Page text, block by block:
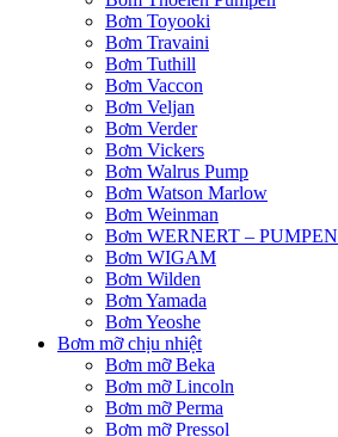
Bơm Toyooki
Bơm Travaini
Bơm Tuthill
Bơm Vaccon
Bơm Veljan
Bơm Verder
Bơm Vickers
Bơm Walrus Pump
Bơm Watson Marlow
Bơm Weinman
Bơm WERNERT – PUMPEN
Bơm WIGAM
Bơm Wilden
Bơm Yamada
Bơm Yeoshe
Bơm mỡ chịu nhiệt
Bơm mỡ Beka
Bơm mỡ Lincoln
Bơm mỡ Perma
Bơm mỡ Pressol